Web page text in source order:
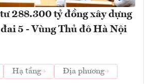
288.300 tỷ đồng xây dựng
5 - Vùng Thủ đô Hà Nội
Hạ tầng Địa phương